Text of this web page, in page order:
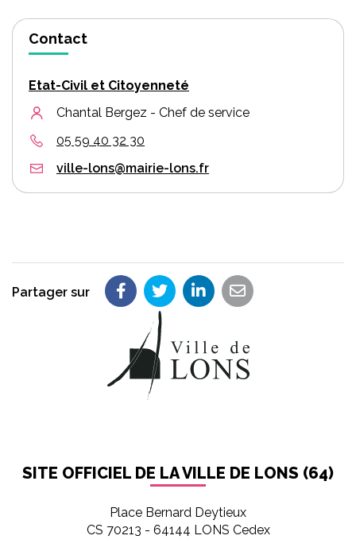
Contact
Etat-Civil et Citoyenneté
Chantal Bergez - Chef de service
05 59 40 32 30
ville-lons@mairie-lons.fr
Partager sur Partager sur Facebook
Partager sur Twitter
Partager sur LinkedIn
Partager par
SITE OFFICIEL DE LA VILLE DE LONS (64)
Place Bernard Deytieux
CS 70213 - 64144 LONS Cedex